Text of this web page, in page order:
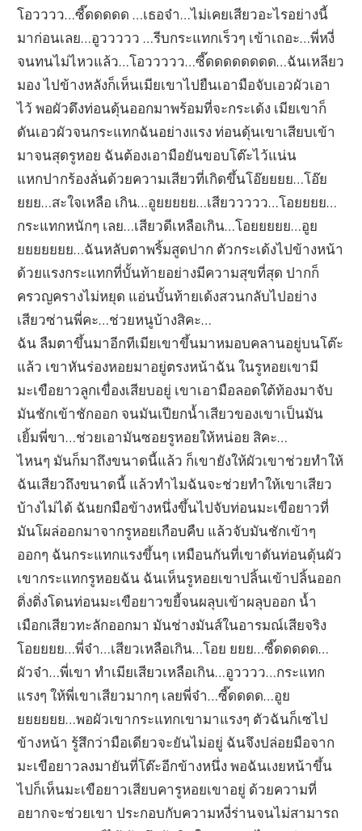
โอวววว…ซี๊ดดดดด …เธอจ๋า…ไม่เคยเสียวอะไรอย่างนี้
มาก่อนเลย…อูววววว …รีบกระแทกเร็วๆ เข้าเถอะ…พี่หงี่
จนทนไม่ไหวแล้ว…โอววววว…ซี๊ดดดดดดดด…ฉันเหลียว
มอง ไปข้างหลังก็เห็นเมียเขาไปยืนเอามือจับเอวผัวเอา
ไว้ พอผัวดึงท่อนดุ้นออกมาพร้อมที่จะกระเด้ง เมียเขาก็
ดันเอวผัวจนกระแทกฉันอย่างแรง ท่อนดุ้นเขาเสียบเข้า
มาจนสุดรูหอย ฉันต้องเอามือยันขอบโต๊ะไว้แน่น
แหกปากร้องลั่นด้วยความเสียวที่เกิดขึ้นโอ๊ยยยย…โอ๊ย
ยยย…สะใจเหลือ เกิน…อูยยยยย…เสียววววว…โอยยยย…
กระแทกหนักๆ เลย…เสียวดีเหลือเกิน…โอยยยยย…อูย
ยยยยยยย…ฉันหลับตาพริ้มสูดปาก ตัวกระเด้งไปข้างหน้า
ด้วยแรงกระแทกที่บั้นท้ายอย่างมีความสุขที่สุด ปากก็
ครวญครางไม่หยุด แอ่นบั้นท้ายเด้งสวนกลับไปอย่าง
เสียวซ่านพี่คะ…ช่วยหนูบ้างสิคะ…
ฉัน ลืมตาขึ้นมาอีกทีเมียเขาขึ้นมาหมอบคลานอยู่บนโต๊ะ
แล้ว เขาหันร่องหอยมาอยู่ตรงหน้าฉัน ในรูหอยเขามี
มะเขือยาวลูกเขื่องเสียบอยู่ เขาเอามือลอดใต้ท้องมาจับ
มันชักเข้าชักออก จนมันเปียกน้ำเสียวของเขาเป็นมัน
เยิ้มพี่ขา…ช่วยเอามันซอยรูหอยให้หน่อย สิคะ…
ไหนๆ มันก็มาถึงขนาดนี้แล้ว ก็เขายังให้ผัวเขาช่วยทำให้
ฉันเสียวถึงขนาดนี้ แล้วทำไมฉันจะช่วยทำให้เขาเสียว
บ้างไม่ได้ ฉันยกมือข้างหนึ่งขึ้นไปจับท่อนมะเขือยาวที่
มันโผล่ออกมาจากรูหอยเกือบคืบ แล้วจับมันชักเข้าๆ
ออกๆ ฉันกระแทกแรงขึ้นๆ เหมือนกันที่เขาดันท่อนดุ้นผัว
เขากระแทกรูหอยฉัน ฉันเห็นรูหอยเขาปลิ้นเข้าปลิ้นออก
ติ่งติ่งโดนท่อนมะเขือยาวขยี้จนผลุบเข้าผลุบออก น้ำ
เมือกเสียวทะลักออกมา มันช่างมันส์ในอารมณ์เสียจริง
โอยยยย…พี่จ๋า…เสียวเหลือเกิน…โอย ยยย…ซี๊ดดดดด…
ผัวจ๋า…พี่เขา ทำเมียเสียวเหลือเกิน…อูวววว…กระแทก
แรงๆ ให้พี่เขาเสียวมากๆ เลยพี่จ๋า…ซี๊ดดดด…อูย
ยยยยยย…พอผัวเขากระแทกเขามาแรงๆ ตัวฉันก็เซไป
ข้างหน้า รู้สึกว่ามือเดียวจะยันไม่อยู่ ฉันจึงปล่อยมือจาก
มะเขือยาวลงมายันที่โต๊ะอีกข้างหนึ่ง พอฉันเงยหน้าขึ้น
ไปก็เห็นมะเขือยาวเสียบคารูหอยเขาอยู่ ด้วยความที่
อยากจะช่วยเขา ประกอบกับความหงี่ร่านจนไม่สามารถ